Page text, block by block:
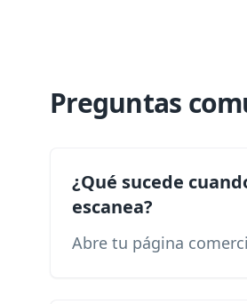
Preguntas
¿Qué sucede
escanea?
Abre tu página